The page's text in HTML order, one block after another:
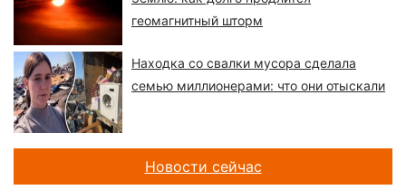
геомагнитный шторм
Находка со свалки мусора сделала
семью миллионерами: что они отыскали
Новости сейчас